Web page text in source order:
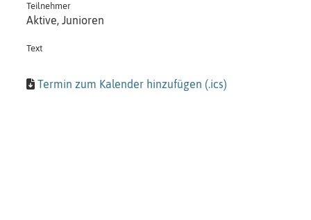
Teilnehmer
Aktive, Junioren
Text
Termin zum Kalender hinzufügen (.ics)